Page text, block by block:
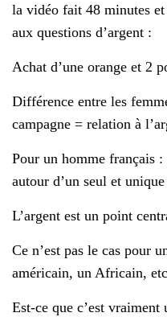
la vidéo fait 48 minutes et
aux questions d’argent :
Achat d’une orange et 2
Différence entre les
campagne = relation à
Pour un homme français
autour d’un seul et
L’argent est un point
Ce n’est pas le cas pour
américain, un Africain,
Est-ce que c’est